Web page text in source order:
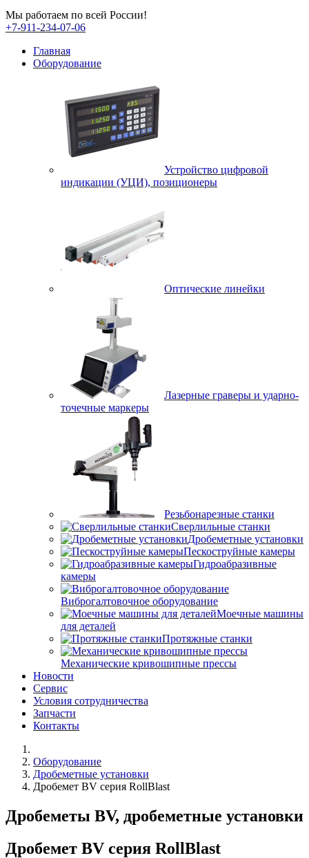
Мы работаем по всей России!
+7-911-234-07-06
Главная
Оборудование
Устройство цифровой
индикации (УЦИ), позиционеры
Оптические линейки
Лазерные граверы и ударно-
точечные маркеры
Резьбонарезные станки
Сверлильные станки
Дробеметные установки
Пескоструйные камеры
Гидроабразивные
камеры
Виброгалтовочное оборудование
Моечные машины
для деталей
Протяжные станки
Механические кривошипные прессы
Новости
Сервис
Условия сотрудничества
Запчасти
Контакты
Оборудование
Дробеметные установки
Дробемет BV серия RollBlast
Дробеметы BV, дробеметные установки
Дробемет BV серия RollBlast